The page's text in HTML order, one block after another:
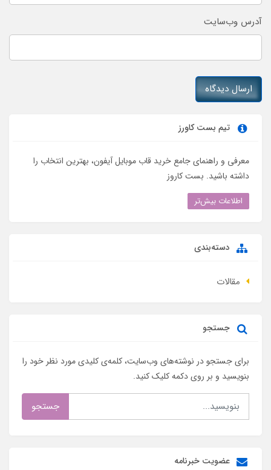
آدرس وب‌سایت
ارسال دیدگاه
تیم بست کاورز
معرفی و راهنمای جامع خرید قاب موبایل آیفون، بهترین انتخاب را
داشته باشید. بست کاروز
اطلاعات بیش‌تر
دسته‌بندی
مقالات
جستجو
برای جستجو در نوشته‌های وب‌سایت، کلمه‌ی کلیدی مورد نظر خود را
بنویسید و بر روی دکمه کلیک کنید.
جستجو
عضویت خبرنامه